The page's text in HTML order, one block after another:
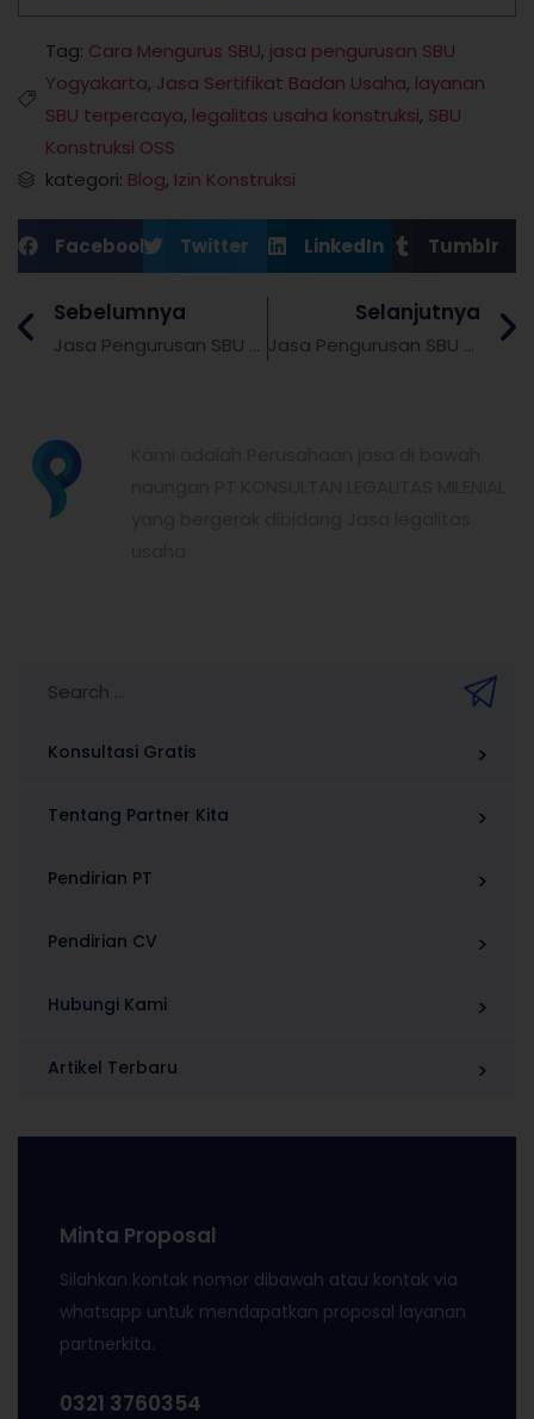
Tag: Cara Mengurus SBU, jasa pengurusan SBU
Yogyakarta, Jasa Sertifikat Badan Usaha, layanan
SBU terpercaya, legalitas usaha konstruksi, SBU
Konstruksi OSS
kategori: Blog, Izin Konstruksi
Facebook Twitter LinkedIn Tumblr
Sebelumnya
Jasa Pengurusan SBU Konstruksi OSS di Semarang
Selanjutnya
Jasa Pengurusan SBU Konstruksi di Bali
Konsultasi Gratis
Tentang Partner Kita
Pendirian PT
Pendirian CV
Hubungi Kami
Artikel Terbaru
Minta Proposal
Silahkan kontak nomor dibawah atau kontak via
whatsapp untuk mendapatkan proposal layanan
partnerkita.
0321 3760354